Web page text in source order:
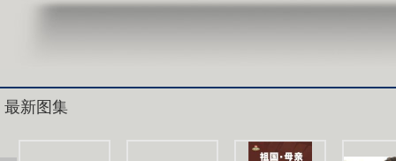
最新图集